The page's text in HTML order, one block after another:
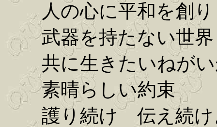
人の心に平和を創
武器を持たない世界
共に生きたいねがい
素晴らしい約束
護り続け 伝え続け